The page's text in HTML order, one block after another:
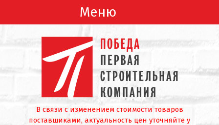
Меню
В связи с изменением стоимости товаров
поставщиками, актуальность цен уточняйте у